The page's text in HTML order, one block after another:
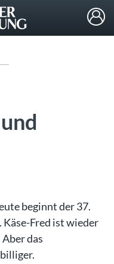
beginnt der 37.
Fred ist wieder
das